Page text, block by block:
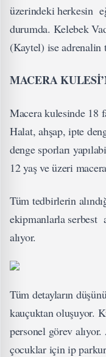
üzerindeki herkesin
durumda. Kelebek
(Kaytel) ise adrenalin
MACERA
Macera kulesinde 18
Halat, ahşap, ipte
denge sporları
12 yaş ve üzeri
Tüm tedbirlerin
ekipmanlarla serbest
alıyor.
Tüm detayların
kauçuktan oluşuyor.
personel görev
çocuklar için ip